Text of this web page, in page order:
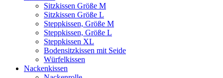
Sitzkissen Größe M
Sitzkissen Größe L
Steppkissen, Größe M
Steppkissen, Größe L
Steppkissen XL
Bodensitzkissen mit Seide
Würfelkissen
Nackenkissen